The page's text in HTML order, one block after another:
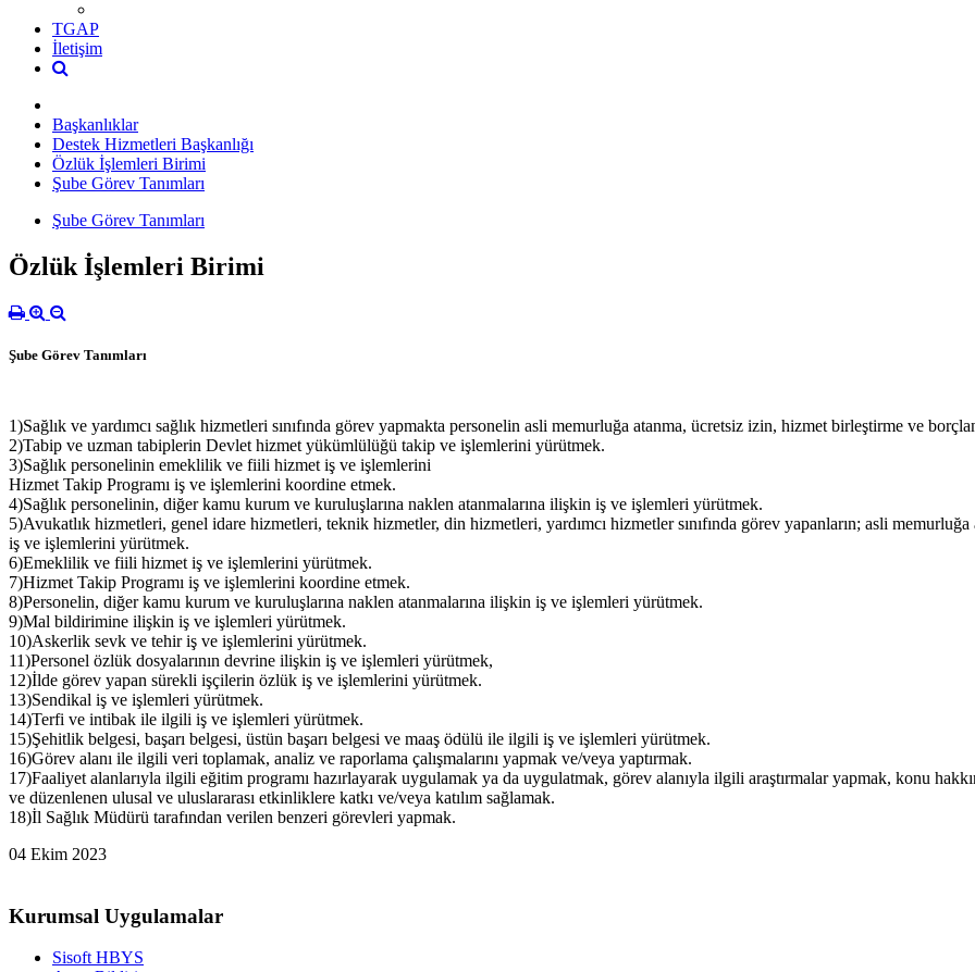
TGAP
İletişim
Başkanlıklar
Destek Hizmetleri Başkanlığı
Özlük İşlemleri Birimi
Şube Görev Tanımları
Şube Görev Tanımları
Özlük İşlemleri Birimi
Şube Görev Tanımları
1)Sağlık ve yardımcı sağlık hizmetleri sınıfında görev yapmakta personelin asli memurluğa atanma, ücretsiz izin, hizmet birleştirme ve
2)Tabip ve uzman tabiplerin Devlet hizmet yükümlülüğü takip ve işlemlerini yürütmek.
3)Sağlık personelinin emeklilik ve fiili hizmet iş ve işlemlerini
Hizmet Takip Programı iş ve işlemlerini koordine etmek.
4)Sağlık personelinin, diğer kamu kurum ve kuruluşlarına naklen atanmalarına ilişkin iş ve işlemleri yürütmek.
5)Avukatlık hizmetleri, genel idare hizmetleri, teknik hizmetler, din hizmetleri, yardımcı hizmetler sınıfında görev yapanların; asli
iş ve işlemlerini yürütmek.
6)Emeklilik ve fiili hizmet iş ve işlemlerini yürütmek.
7)Hizmet Takip Programı iş ve işlemlerini koordine etmek.
8)Personelin, diğer kamu kurum ve kuruluşlarına naklen atanmalarına ilişkin iş ve işlemleri yürütmek.
9)Mal bildirimine ilişkin iş ve işlemleri yürütmek.
10)Askerlik sevk ve tehir iş ve işlemlerini yürütmek.
11)Personel özlük dosyalarının devrine ilişkin iş ve işlemleri yürütmek,
12)İlde görev yapan sürekli işçilerin özlük iş ve işlemlerini yürütmek.
13)Sendikal iş ve işlemleri yürütmek.
14)Terfi ve intibak ile ilgili iş ve işlemleri yürütmek.
15)Şehitlik belgesi, başarı belgesi, üstün başarı belgesi ve maaş ödülü ile ilgili iş ve işlemleri yürütmek.
16)Görev alanı ile ilgili veri toplamak, analiz ve raporlama çalışmalarını yapmak ve/veya yaptırmak.
17)Faaliyet alanlarıyla ilgili eğitim programı hazırlayarak uygulamak ya da uygulatmak, görev alanıyla ilgili araştırmalar yapmak, konu
ve düzenlenen ulusal ve uluslararası etkinliklere katkı ve/veya katılım sağlamak.
18)İl Sağlık Müdürü tarafından verilen benzeri görevleri yapmak.
04 Ekim 2023
Kurumsal Uygulamalar
Sisoft HBYS